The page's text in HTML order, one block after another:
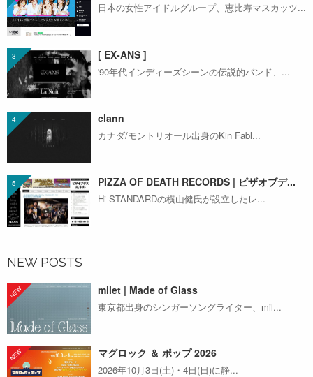
日本の女性アイドルグループ、恵比寿マスカッツ...
[ EX-ANS ]
'90年代インディーズシーンの伝説的バンド、...
clann
カナダ/モントリオール出身のKin Fabl...
PIZZA OF DEATH RECORDS | ピザオブデ...
Hi-STANDARDの横山健氏が設立したレ...
NEW POSTS
milet | Made of Glass
東京都出身のシンガーソングライター、mil...
マグロック ＆ ポップ 2026
2026年10月3日(土)・4日(日)に静...